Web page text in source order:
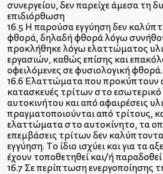
συνεργείου, δεν παρείχε άμεσα τη
επιδιόρθωση
16.5 H παρούσα εγγύηση δεν
φθορά, δηλαδή φθορά λόγω
προκλήθηκε λόγω ελαττώματος
εργασιών, καθώς επίσης και
οφειλόμενες σε φυσιολογική φθορά.
16.6 Ελαττώματα που προκύπτουν
κατασκευές τρίτων στο εσωτερικό
αυτοκινήτου και από αφαιρέσεις
πραγματοποιούνται από τρίτους,
ελαττώματα στο αυτοκίνητο, τα
επεμβάσεις τρίτων δεν
εγγύηση. Το ίδιο ισχύει και για τα
έχουν τοποθετηθεί και/ή
16.7 Σε περίπτωση ενεργοποίησης